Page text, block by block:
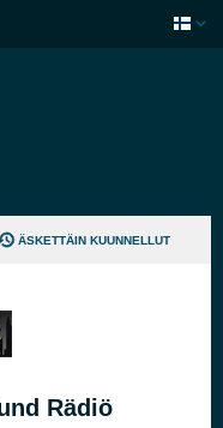
ÄSKETTÄIN KUUNNELLUT
Rädiö